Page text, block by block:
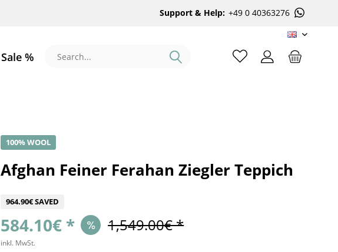
Support & Help: +49 0 40363276
EN
Sale %
100% WOOL
Afghan Feiner Ferahan Ziegler Teppich
964.90€ SAVED
584.10€ * 1,549.00€ *
inkl. MwSt.